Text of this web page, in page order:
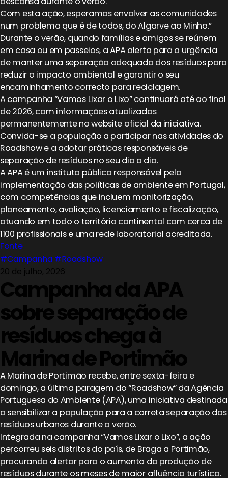
Com esta ação, esperamos envolver as comunidades
num problema que é de todos, do Algarve ao Minho.”
Durante o verão, quando famílias e amigos se reúnem
em casa ou em passeios, a APA alerta para a urgência
de manter uma separação adequada dos resíduos para
reduzir o impacto ambiental e garantir o seu
encaminhamento correcto para reciclagem.
A campanha “Vamos Lixar o Lixo” continuará até ao final
de 2026, com informações atualizadas
permanentemente no website oficial da iniciativa.
Convida-se a população a participar nas atividades do
Roadshow e a adotar práticas responsáveis de
separação de resíduos no seu dia a dia.
A APA é um instituto público responsável pela
implementação das políticas de ambiente em Portugal,
com competências que incluem monitorização,
planeamento, avaliação, licenciamento e fiscalização,
atuando em todo o território continental com cerca de
1100 profissionais e uma rede laboratorial acreditada.
Fonte
#Campanha #Roadshow
20 de julho, 2026
Campanha da APA
sobre separação de
resíduos chega à
Marina de Portimão
A Marina de Portimão recebe, entre sexta-feira e
domingo, a última paragem do “Roadshow” da Agência
Portuguesa do Ambiente (APA), uma iniciativa destinada
a sensibilizar a população para a correta separação dos
resíduos urbanos durante o verão.
Integrada na campanha “Vamos Lixar o Lixo”, a ação
percorreu seis distritos do país, de Braga a Portimão,
procurando alertar para o aumento da produção de
resíduos durante os meses de maior afluência turística.